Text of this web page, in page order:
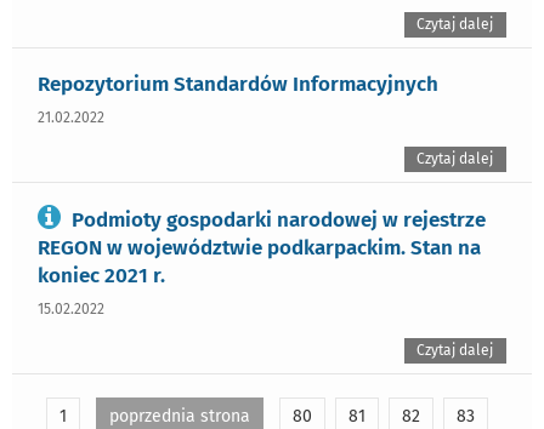
Czytaj dalej
Repozytorium Standardów Informacyjnych
21.02.2022
Czytaj dalej
Podmioty gospodarki narodowej w rejestrze
REGON w województwie podkarpackim. Stan na
koniec 2021 r.
15.02.2022
Czytaj dalej
1 poprzednia strona 80 81 82 83